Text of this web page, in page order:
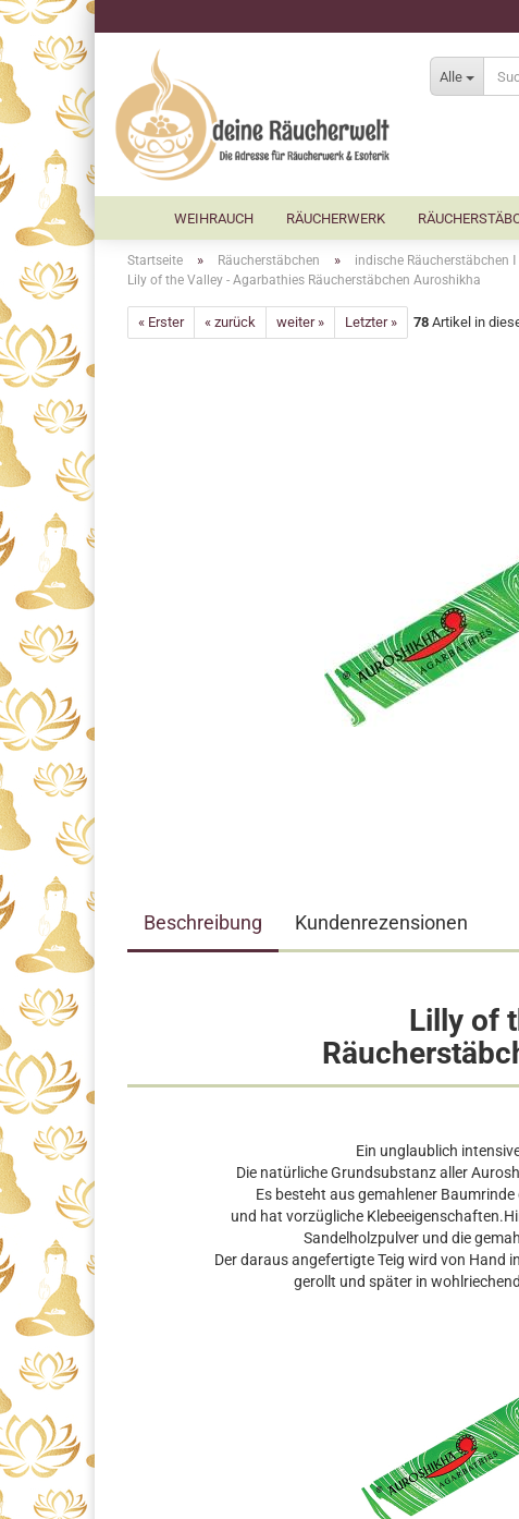
Alle
WEIHRAUCH RÄUCHERWERK
Startseite » Räucherstäbchen » indische Räucherstäbchen Ⅰ
Lily of the Valley - Agarbathies Räucherstäbchen Auroshikha
« Erster « zurück weiter » Letzter » 78 Artikel in
Beschreibung Kundenrezensionen
Lilly of
Ein unglaublich
Die natürliche Grundsubstanz aller
Es besteht aus gemahlener
und hat vorzügliche
Sandelholzpulver und die
Der daraus angefertigte Teig wird von Hand
gerollt und später in